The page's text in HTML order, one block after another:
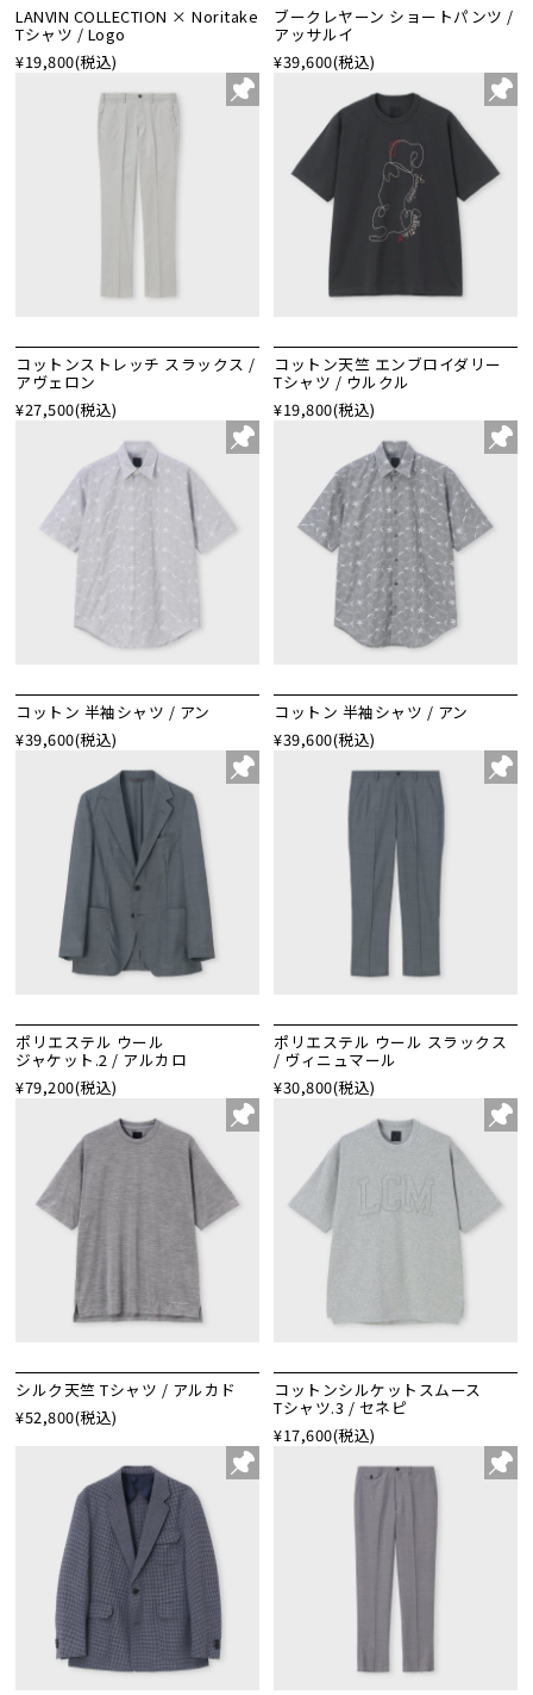
LANVIN COLLECTION × Noritake
Tシャツ / Logo
¥19,800(税込)
ブークレヤーン ショートパンツ /
アッサルイ
¥39,600(税込)
コットンストレッチ スラックス /
アヴェロン
¥27,500(税込)
コットン天竺 エンブロイダリー
Tシャツ / ウルクル
¥19,800(税込)
コットン 半袖シャツ / アン
¥39,600(税込)
コットン 半袖シャツ / アン
¥39,600(税込)
ポリエステル ウール
ジャケット.2 / アルカロ
¥79,200(税込)
ポリエステル ウール スラックス
/ ヴィニュマール
¥30,800(税込)
シルク天竺 Tシャツ / アルカド
¥52,800(税込)
コットンシルケットスムース
Tシャツ.3 / セネピ
¥17,600(税込)